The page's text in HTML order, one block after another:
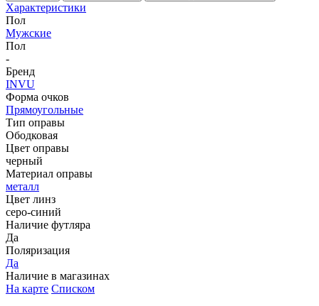
Характеристики
Пол
Мужские
Пол
-
Бренд
INVU
Форма очков
Прямоугольные
Тип оправы
Ободковая
Цвет оправы
черный
Материал оправы
металл
Цвет линз
серо-синий
Наличие футляра
Да
Поляризация
Да
Наличие в магазинах
На карте Списком